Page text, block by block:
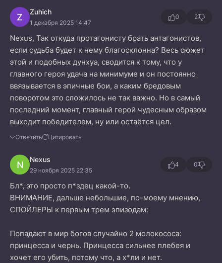
Z Zuhich
1 декабря 2025 14:47
0 2
Nexus, Так откуда протагонисту брать антагонистов,
если судьба будет к нему благосклонна? Весь сюжет
этой и подобных дунхуа, сводится к тому, что у
главного героя удача на минимуме и он постоянно
ввязывается в эпичные бои, а каким бредовым
поворотом это сложилось не так важно. Но в самый
последний момент, главный герой чудесным образом
выходит победителем, ну или остаётся цел.
Ответить Цитировать
N Nexus
29 ноября 2025 22:35
4 0
Бл*, это просто п*здец какой-то.
ВНИМАНИЕ, дальше небольшие, по-моему мнению,
СПОЙЛЕРЫ к первым трем эпизодам:
Попадают в мир богов случайно 2 молокососа:
принцесса и чернь. Принцесса сильнее плебея и
хочет его убить, потому что, а х*ли и нет.